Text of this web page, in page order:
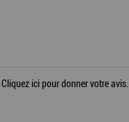
Cliquez ici pour donner votre avis.